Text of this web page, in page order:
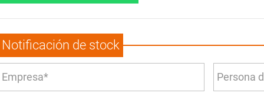
Notificación de stock